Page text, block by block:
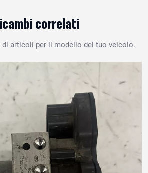
correlati
di articoli per il modello del tuo veicolo.